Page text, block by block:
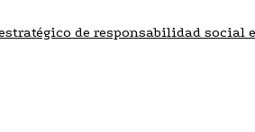
de responsabilidad social